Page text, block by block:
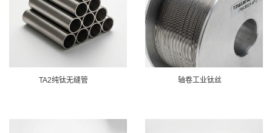
TA2纯钛无缝管 轴卷工业钛丝